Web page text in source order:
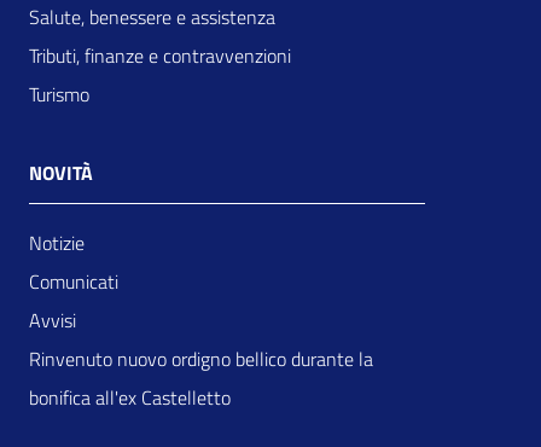
Salute, benessere e assistenza
Tributi, finanze e contravvenzioni
Turismo
NOVITÀ
Notizie
Comunicati
Avvisi
Rinvenuto nuovo ordigno bellico durante la
bonifica all'ex Castelletto